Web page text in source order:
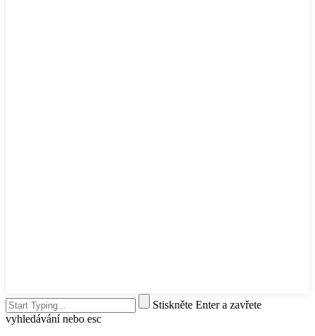
Stiskněte Enter a zavřete
vyhledávání nebo esc